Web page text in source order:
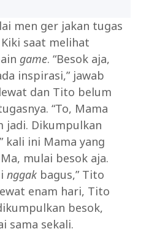
men ger jakan tugas
saat melihat
game. “Besok aja,
inspirasi,” jawab
dan Tito belum
“To, Mama
jadi. Dikumpulkan
kali ini Mama yang
mulai besok aja.
nggak bagus,” Tito
enam hari, Tito
besok,
sama sekali.